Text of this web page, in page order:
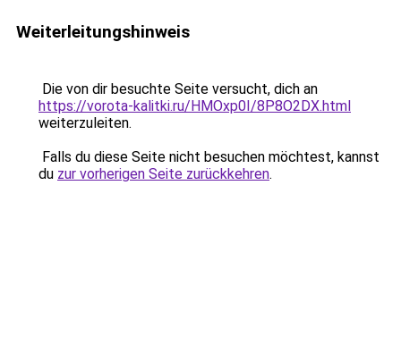
Weiterleitungshinweis
Die von dir besuchte Seite versucht, dich an
https://vorota-kalitki.ru/HMOxp0I/8P8O2DX.html
weiterzuleiten.
Falls du diese Seite nicht besuchen möchtest, kannst
du zur vorherigen Seite zurückkehren.